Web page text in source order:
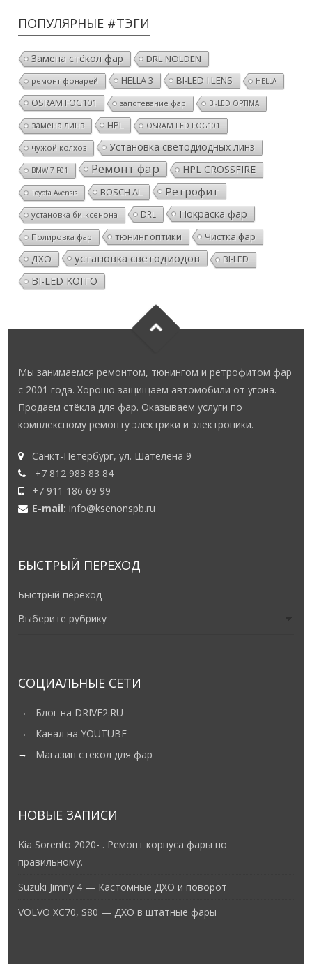
ПОПУЛЯРНЫЕ #ТЭГИ
Замена стёкол фар DRL NOLDEN
ремонт фонарей HELLA 3 BI-LED I.LENS HELLA
OSRAM FOG101 запотевание фар BI-LED OPTIMA
замена линз HPL OSRAM LED FOG101
чужой колхоз Установка светодиодных линз
BMW 7 F01 Ремонт фар HPL CROSSFIRE
Toyota Avensis BOSCH AL Ретрофит
установка би-ксенона DRL Покраска фар
Полировка фар тюнинг оптики
Чистка фар
ДХО
установка светодиодов BI-LED
BI-LED KOITO
Мы занимаемся ремонтом, тюнингом и ретрофитом фар
с 2001 года. Хорошо защищаем автомобили от угона.
Продаем стёкла для фар. Оказываем услуги по
комплексному ремонту электрики и электроники.
Санкт-Петербург, ул. Шателена 9
+7 812 983 83 84
+7 911 186 69 99
E-mail:info@ksenonspb.ru
БЫСТРЫЙ ПЕРЕХОД
Быстрый переход
СОЦИАЛЬНЫЕ СЕТИ
Блог на DRIVE2.RU
Канал на YOUTUBE
Магазин стекол для фар
НОВЫЕ ЗАПИСИ
Kia Sorento 2020- . Ремонт корпуса фары по
правильному.
Suzuki Jimny 4 — Кастомные ДХО и поворот
VOLVO XC70, S80 — ДХО в штатные фары